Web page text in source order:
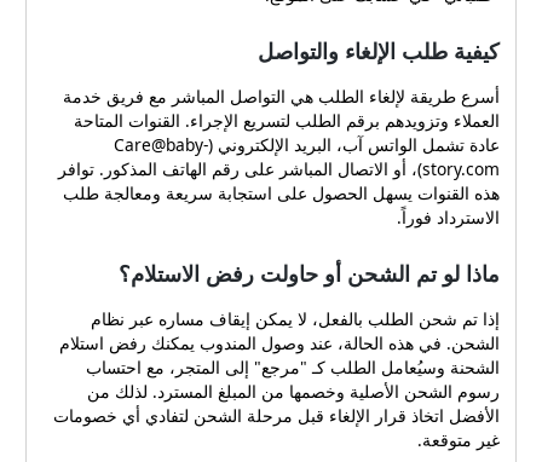
الكوبونات الموثوقة. أحد
الموارد التي توفر معلومات عن
كوبونات المتاجر وروابط
مباشرة لها هو الموقع
المخصص لعرض كوبونات
المتاجر وروابطها الرسمية،
مثل متجر ذيب، حيث تجد
معلومات وتفاصيل مرتبطة
الاستفادة منها بوضوح. ما الذي
أي كوبون؟ قبل إدخال أي كود
خصم في صفحة الدفع، تحقق
من النقاط التالية: تاريخ انتهاء
الصلاحية، الأصناف أو الماركات
المستثناة، الحد الأدنى للشراء
إن وجد، إمكانية الجمع بين
كيفية طلب الإلغاء والتواصل
أسرع طريقة لإلغاء الطلب هي التواصل المباشر مع فريق خدمة
العملاء وتزويدهم برقم الطلب لتسريع الإجراء. القنوات المتاحة
عادة تشمل الواتس آب، البريد الإلكتروني (Care@baby-
story.com)، أو الاتصال المباشر على رقم الهاتف المذكور. توافر
هذه القنوات يسهل الحصول على استجابة سريعة ومعالجة طلب
الاسترداد فوراً.
ماذا لو تم الشحن أو حاولت رفض الاستلام؟
إذا تم شحن الطلب بالفعل، لا يمكن إيقاف مساره عبر نظام
الشحن. في هذه الحالة، عند وصول المندوب يمكنك رفض استلام
الشحنة وسيُعامل الطلب كـ "مرجع" إلى المتجر، مع احتساب
رسوم الشحن الأصلية وخصمها من المبلغ المسترد. لذلك من
الأفضل اتخاذ قرار الإلغاء قبل مرحلة الشحن لتفادي أي خصومات
غير متوقعة.